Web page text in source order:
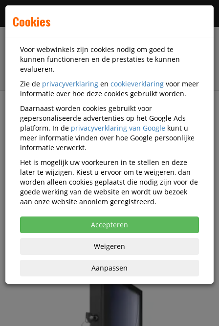
filter
Accessoires
Smartphone en tablet accessoires
Tablet hoesjes
OUTLET Compulocks 11GAPX9B,
27,9 cm (11 inch), Samsung, Galaxy
Tab A9
Cookies
Voor webwinkels zijn cookies nodig om goed te
kunnen functioneren en de prestaties te kunnen
evalueren.
Zie de privacyverklaring en cookieverklaring voor meer
informatie over hoe deze cookies gebruikt worden.
Daarnaast worden cookies gebruikt voor
gepersonaliseerde advertenties op het Google Ads
platform. In de privacyverklaring van Google kunt u
meer informatie vinden over hoe Google persoonlijke
informatie verwerkt.
Het is mogelijk uw voorkeuren in te stellen en deze
later te wijzigen. Kiest u ervoor om te weigeren, dan
worden alleen cookies geplaatst die nodig zijn voor de
goede werking van de website en wordt uw bezoek
aan onze website anoniem geregistreerd.
Accepteren
Weigeren
Aanpassen